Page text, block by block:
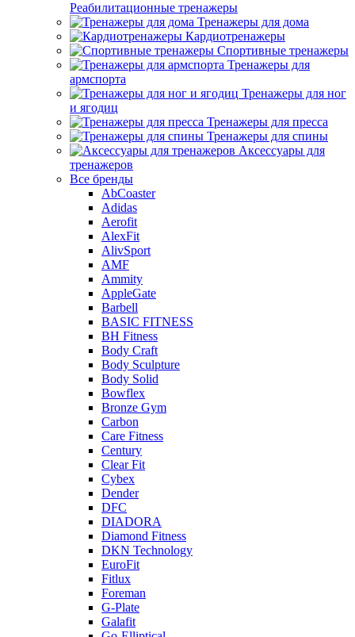
Реабилитационные тренажеры
Тренажеры для дома
Кардиотренажеры
Спортивные тренажеры
Тренажеры для
армспорта
Тренажеры для ног
и ягодиц
Тренажеры для пресса
Тренажеры для спины
Аксессуары для
тренажеров
Все бренды
AbCoaster
Adidas
Aerofit
AlexFit
AlivSport
AMF
Ammity
AppleGate
Barbell
BASIC FITNESS
BH Fitness
Body Craft
Body Sculpture
Body Solid
Bowflex
Bronze Gym
Carbon
Care Fitness
Century
Clear Fit
Cybex
Dender
DFC
DIADORA
Diamond Fitness
DKN Technology
EuroFit
Fitlux
Foreman
G-Plate
Galafit